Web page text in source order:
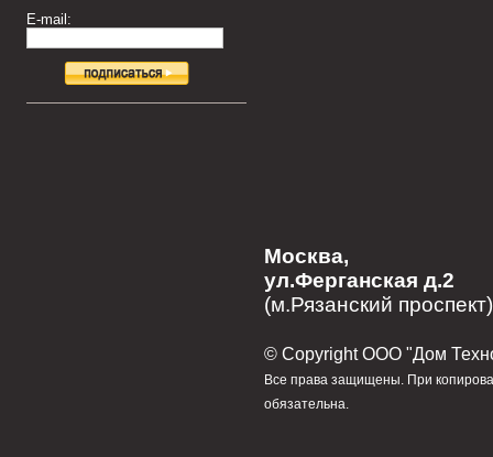
E-mail:
Москва,
ул.Ферганская д.2
(м.Рязанский проспект)
© Сopyright ООО "Дом
Все права защищены. При
обязательна.